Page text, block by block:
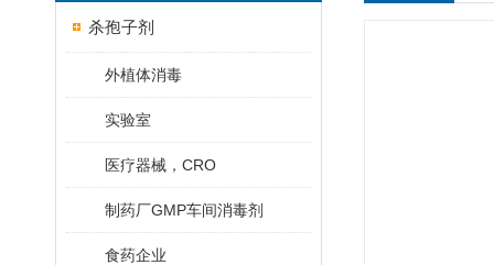
杀孢子剂
外植体消毒
实验室
医疗器械，CRO
制药厂GMP车间消毒剂
食药企业